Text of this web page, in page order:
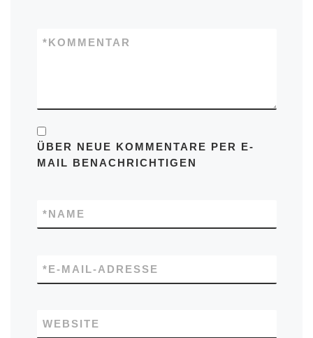
KOMMENTAR
*
ÜBER NEUE KOMMENTARE PER E-
MAIL BENACHRICHTIGEN
NAME
*
E-MAIL-ADRESSE
*
WEBSITE